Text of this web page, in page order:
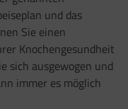
und das
Sie einen
Knochengesundheit
sich ausgewogen und
immer es möglich